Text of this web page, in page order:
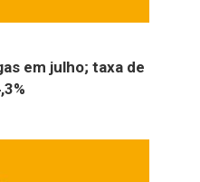
em julho; taxa de